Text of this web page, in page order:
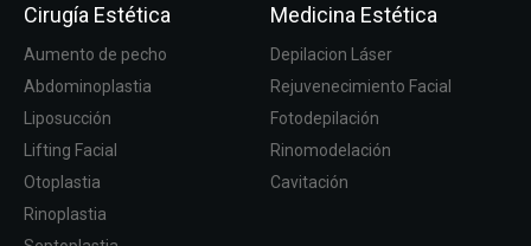
Cirugía Estética
Aumento de pecho
Abdominoplastia
Liposucción
Lifting Facial
Otoplastia
Rinoplastia
Medicina Estética
Depilacion Láser
Rejuvenecimiento Facial
Fotodepilación
Rinomodelación
Cavitación